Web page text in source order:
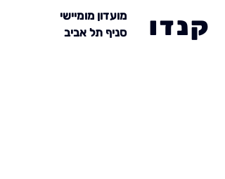
מועדון מומיישי
סניף תל אביב
קנדו